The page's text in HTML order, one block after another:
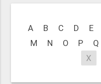
A B C D E
M
N O P Q
X